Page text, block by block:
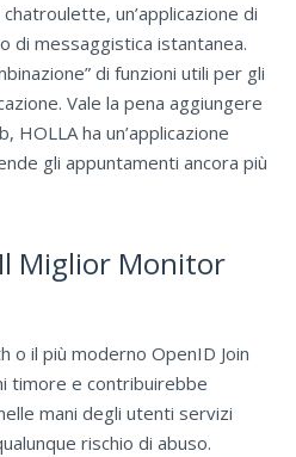
un’applicazione di
di messaggistica istantanea.
di funzioni utili per gli
Vale la pena aggiungere
HOLLA ha un’applicazione
gli appuntamenti ancora più
Miglior Monitor
o il più moderno OpenID Join
timore e contribuirebbe
mani degli utenti servizi
rischio di abuso.